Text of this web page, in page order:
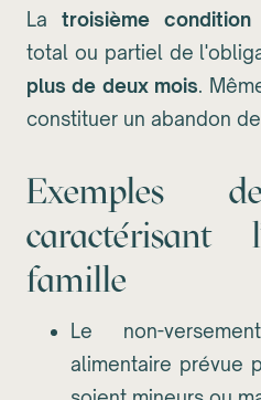
La troisième condition
total ou partiel de
plus de deux mois.
constituer un abandon
Exemples
caractérisant
famille
Le non-
alimentaire prévue